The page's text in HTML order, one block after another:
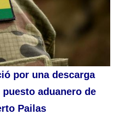
por una descarga
aduanero de
Pailas